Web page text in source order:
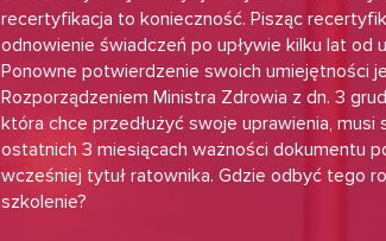
recertyfikacja to konieczność. Pisząc
odnowienie świadczeń po upływie kilku lat od
Ponowne potwierdzenie swoich umiejętności
Rozporządzeniem Ministra Zdrowia z dn. 3
która chce przedłużyć swoje uprawienia, musi
ostatnich 3 miesiącach ważności dokumentu
wcześniej tytuł ratownika. Gdzie odbyć tego
szkolenie?